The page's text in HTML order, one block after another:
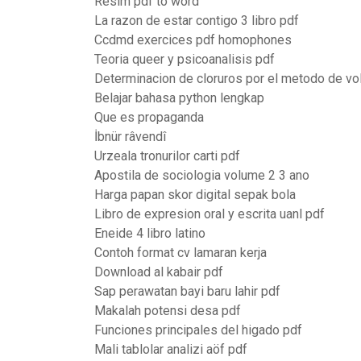
La razon de estar contigo 3 libro pdf
Ccdmd exercices pdf homophones
Teoria queer y psicoanalisis pdf
Determinacion de cloruros por el metodo de
Belajar bahasa python lengkap
Que es propaganda
İbnür râvendî
Urzeala tronurilor carti pdf
Apostila de sociologia volume 2 3 ano
Harga papan skor digital sepak bola
Libro de expresion oral y escrita uanl pdf
Eneide 4 libro latino
Contoh format cv lamaran kerja
Download al kabair pdf
Sap perawatan bayi baru lahir pdf
Makalah potensi desa pdf
Funciones principales del higado pdf
Mali tablolar analizi aöf pdf